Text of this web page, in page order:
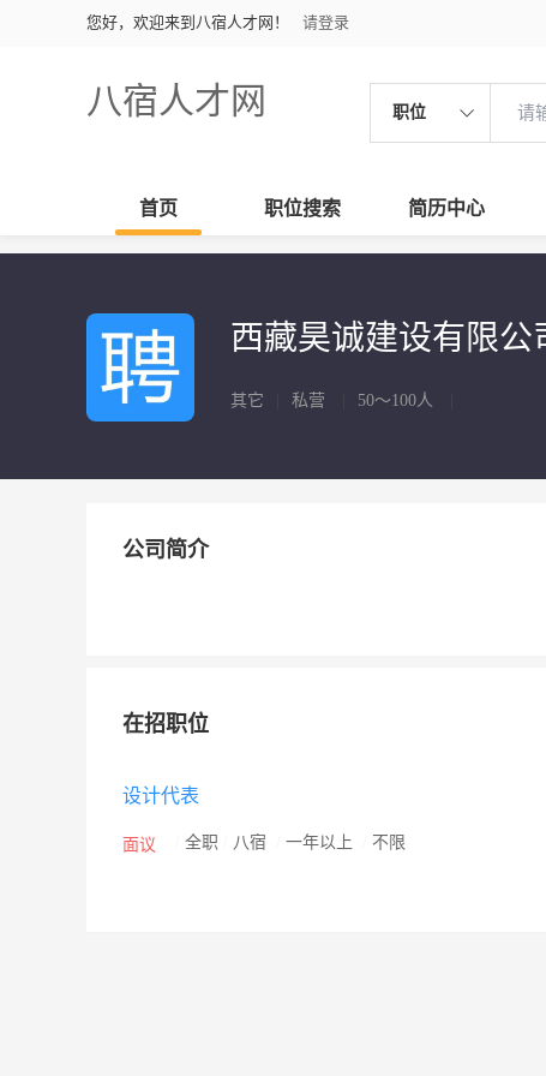
您好，欢迎来到八宿人才网！ 请登录
八宿人才网 职位
首页 职位搜索 简历中心
西藏昊诚建设有限公
其它 私营 50～100人
公司简介
在招职位
设计代表
面议 全职 八宿 一年以上 不限